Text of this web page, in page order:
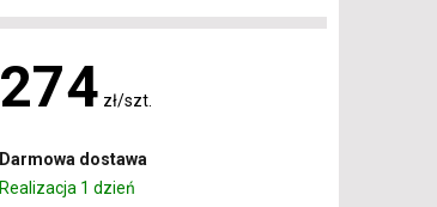
274 zł/szt.
Darmowa dostawa
Realizacja 1 dzień